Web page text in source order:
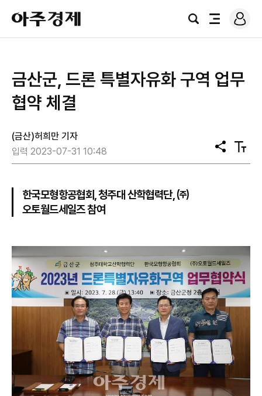
아
주
경
검
전
로
그
금산군, 드론 특별자유화 구역 업무
협약 체결
(금산)허희만 기자
입력 2023-07-31 10:48
공
유
텍
스
한국모형항공협회, 청주대 산학협력단, ㈜
오토월드세일즈 참여